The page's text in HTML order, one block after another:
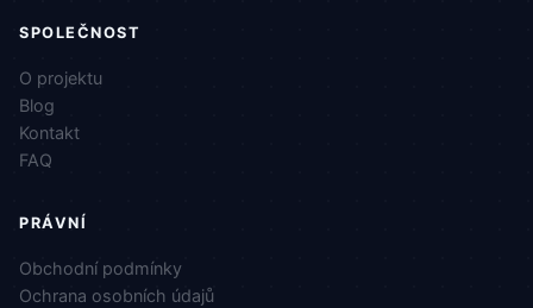
SPOLEČNOST
O projektu
Blog
Kontakt
FAQ
PRÁVNÍ
Obchodní podmínky
Ochrana osobních údajů